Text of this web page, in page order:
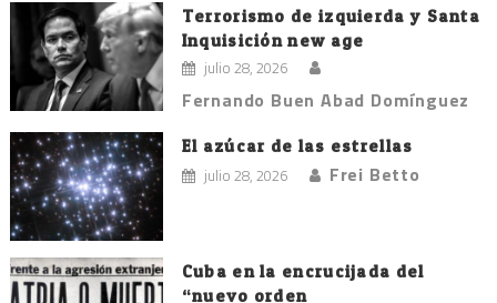
Terrorismo de izquierda y Santa
Inquisición new age
julio 28, 2026
Fernando Buen Abad Domínguez
El azúcar de las estrellas
julio 28, 2026 Frei Betto
Cuba en la encrucijada del
“nuevo orden